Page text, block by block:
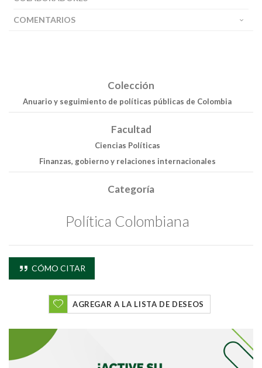
COMENTARIOS
Colección
Anuario y seguimiento de políticas públicas de Colombia
Facultad
Ciencias Políticas
Finanzas, gobierno y relaciones internacionales
Categoría
Política Colombiana
CÓMO CITAR
AGREGAR A LA LISTA DE DESEOS